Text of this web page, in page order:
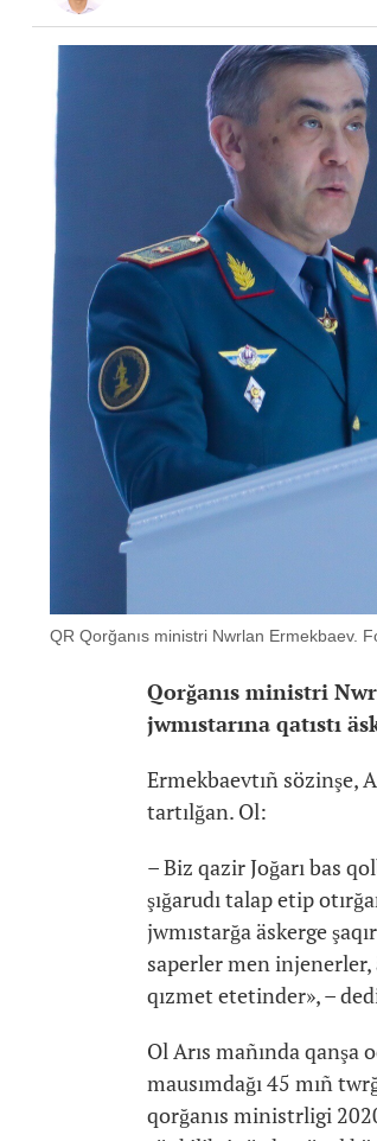
QR Qorğanıs ministri Nwrlan Ermekbaev.
Qorğanıs ministri
jwmıstarına qatıstı
Ermekbaevtıñ sözinşe,
tartılğan. Ol:
– Biz qazir Joğarı bas
şığarudı talap etip
jwmıstarğa äskerge
saperler men injenerler,
qızmet etetinder», –
Ol Arıs mañında qanşa
mausımdağı 45 mıñ
qorğanıs ministrligi